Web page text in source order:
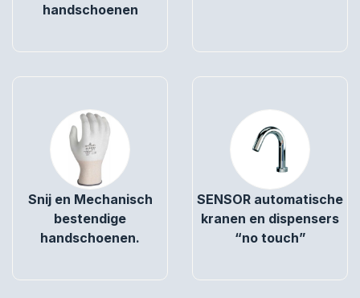
handschoenen
Snij en Mechanisch
bestendige
handschoenen.
SENSOR automatische
kranen en dispensers
“no touch”